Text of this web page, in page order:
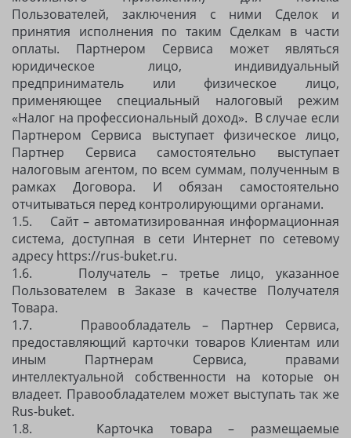
Пользователей, заключения с ними Сделок и
принятия исполнения по таким Сделкам в части
оплаты. Партнером Сервиса может являться
юридическое лицо, индивидуальный
предприниматель или физическое лицо,
применяющее специальный налоговый режим
«Налог на профессиональный доход». В случае если
Партнером Сервиса выступает физическое лицо,
Партнер Сервиса самостоятельно выступает
налоговым агентом, по всем суммам, полученным в
рамках Договора. И обязан самостоятельно
отчитываться перед контролирующими органами.
1.5. Сайт – автоматизированная информационная
система, доступная в сети Интернет по сетевому
адресу https://rus-buket.ru.
1.6. Получатель – третье лицо, указанное
Пользователем в Заказе в качестве Получателя
Товара.
1.7. Правообладатель – Партнер Сервиса,
предоставляющий карточки товаров Клиентам или
иным Партнерам Сервиса, правами
интеллектуальной собственности на которые он
владеет. Правообладателем может выступать так же
Rus-buket.
1.8. Карточка товара – размещаемые